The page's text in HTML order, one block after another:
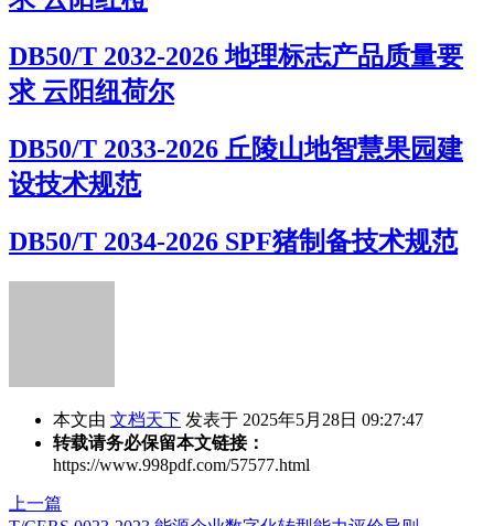
DB50/T 2032-2026 地理标志产品质量要
求 云阳纽荷尔
DB50/T 2033-2026 丘陵山地智慧果园建
设技术规范
DB50/T 2034-2026 SPF猪制备技术规范
本文由 文档天下 发表于 2025年5月28日 09:27:47
转载请务必保留本文链接：
https://www.998pdf.com/57577.html
上一篇